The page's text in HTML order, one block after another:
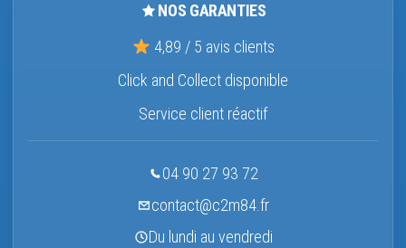
NOS GARANTIES
4,89 / 5 avis clients
Click and Collect disponible
Service client réactif
04 90 27 93 72
contact@c2m84.fr
Du lundi au vendredi